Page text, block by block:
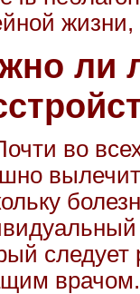
жизни,
ли
во
следует
врачом.